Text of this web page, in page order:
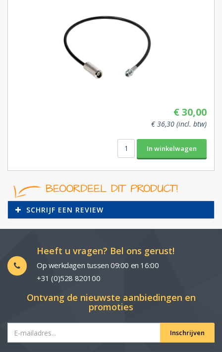
€ 30,00
€ 36,30 (incl. btw)
SCHRIJF EEN REVIEW
Heeft u vragen? Bel ons gerust!
Op werkdagen tussen 09:00 en 16:00
+31 (0)528 820100
Ontvang de nieuwste aanbiedingen en
promoties
Inschrijven